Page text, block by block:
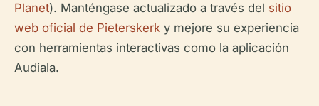
Planet). Manténgase actualizado a través del sitio
web oficial de Pieterskerk y mejore su experiencia
con herramientas interactivas como la aplicación
Audiala.